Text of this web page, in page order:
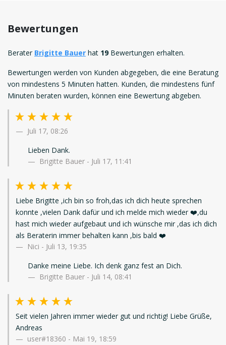
Bewertungen
Berater Brigitte Bauer hat 19Bewertungen erhalten.
Bewertungen werden von Kunden abgegeben, die eine Beratung
von mindestens 5 Minuten hatten. Kunden, die mindestens fünf
Minuten beraten wurden, können eine Bewertung abgeben.
Juli 17, 08:26
Lieben Dank.
Brigitte Bauer - Juli 17, 11:41
Liebe Brigitte ,ich bin so froh,das ich dich heute sprechen
konnte ,vielen Dank dafür und ich melde mich wieder ❤️,du
hast mich wieder aufgebaut und ich wünsche mir ,das ich dich
als Beraterin immer behalten kann ,bis bald ❤️
Nici - Juli 13, 19:35
Danke meine Liebe. Ich denk ganz fest an Dich.
Brigitte Bauer - Juli 14, 08:41
Seit vielen Jahren immer wieder gut und richtig! Liebe Grüße,
Andreas
user#18360 - Mai 19, 18:59